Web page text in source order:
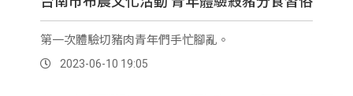
第一次體驗切豬肉青年們手忙腳亂。
2023-06-10 19:05